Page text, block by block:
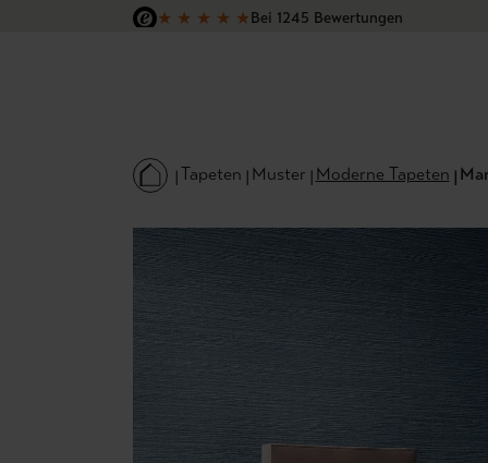
Hauptinhalt springen
Zur Suche springen
Zur Hauptnavigation springen
★ ★ ★ ★ ★Bei 1245 Bewertungen
Tapeten Muster Moderne Tapeten